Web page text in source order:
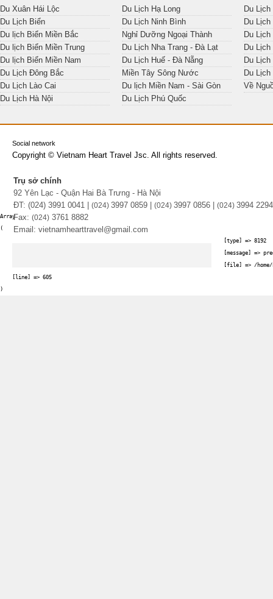
Du Xuân Hái Lộc
Du Lịch Biển
Du lịch Biển Miền Bắc
Du lịch Biển Miền Trung
Du lịch Biển Miền Nam
Du Lịch Đông Bắc
Du Lịch Lào Cai
Du Lịch Hà Nội
Du Lịch Hạ Long
Du Lịch Ninh Bình
Nghỉ Dưỡng Ngoại Thành
Du Lịch Nha Trang - Đà Lạt
Du Lịch Huế - Đà Nẵng
Miền Tây Sông Nước
Du lịch Miền Nam - Sài Gòn
Du Lịch Phú Quốc
Du
Du Lịch
Du
Du
Du
Du
Về
Social network
Copyright © Vietnam Heart Travel Jsc. All rights reserved.
Trụ sở chính
92 Yên Lạc - Quận Hai Bà Trưng - Hà Nội
ĐT: (024) 3991 0041 | (024) 3997 0859 | (024) 3997 0856 | (024) 3994 2294
Fax: (024) 3761 8882
Email: vietnamhearttravel@gmail.com
Array
(
    [type] => 8192
[message] =>
[file] => /
    [line] => 605